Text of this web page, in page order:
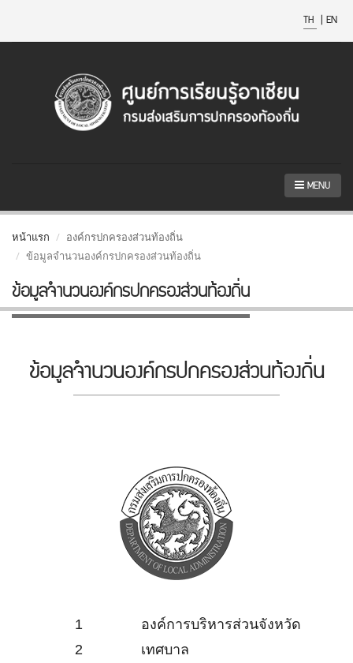
TH | EN
MENU
หน้าแรก
องค์กรปกครองส่วนท้องถิ่น
ข้อมูลจำนวนองค์กรปกครองส่วนท้องถิ่น
ข้อมูลจำนวนองค์กรปกครองส่วนท้องถิ่น
ข้อมูลจำนวนองค์กรปกครองส่วนท้องถิ่น
1
องค์การบริหารส่วนจังหวัด
2
เทศบาล